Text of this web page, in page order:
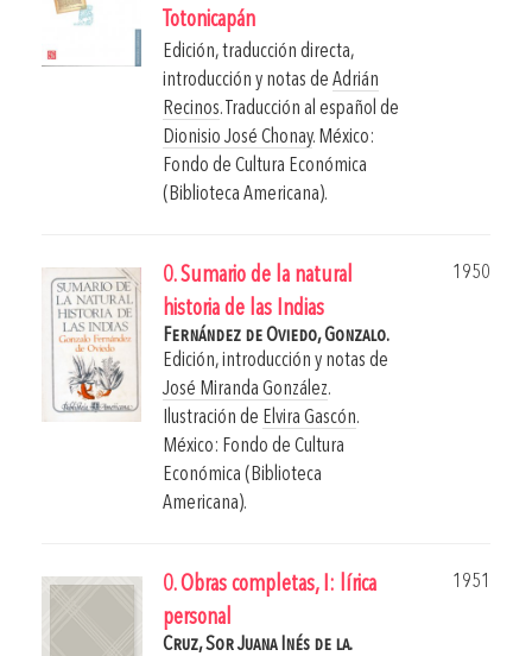
Totonicapán
Edición, traducción directa,
introducción y notas de Adrián
Recinos. Traducción al español de
Dionisio José Chonay. México:
Fondo de Cultura Económica
(Biblioteca Americana).
0. Sumario de la natural
historia de las Indias
1950
Fernández de Oviedo, Gonzalo.
Edición, introducción y notas de
José Miranda González.
Ilustración de Elvira Gascón.
México: Fondo de Cultura
Económica (Biblioteca
Americana).
0. Obras completas, I: lírica
personal
1951
Cruz, Sor Juana Inés de la.